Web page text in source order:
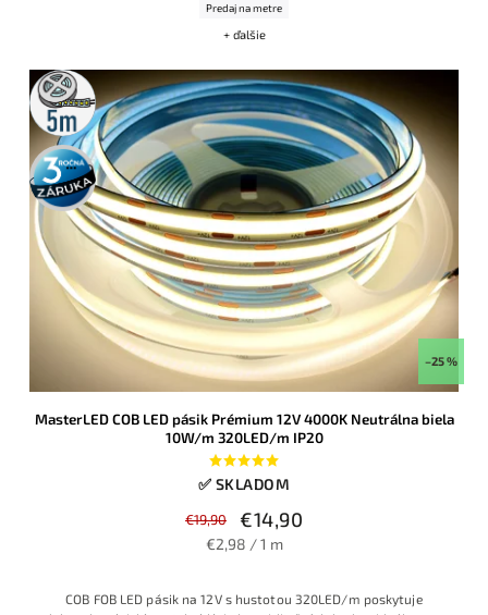
Predaj na metre
+ ďalšie
5m
rolka
3 roky
záruka
–25 %
MasterLED COB LED pásik Prémium 12V 4000K Neutrálna biela
10W/m 320LED/m IP20
✅ SKLADOM
€19,90 €14,90
€2,98 / 1 m
COB FOB LED pásik na 12V s hustotou 320LED/m poskytuje